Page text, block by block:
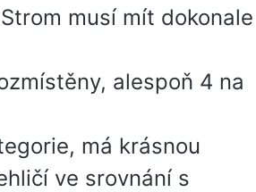
musí mít dokonale
alespoň 4 na
má krásnou
ve srovnání s